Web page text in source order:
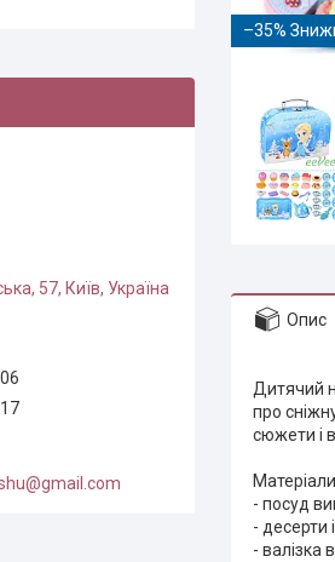
–35%
Опис
Дитячий
про
сюжети і
- посуд
- десерти
- валізка
57, Київ, Україна